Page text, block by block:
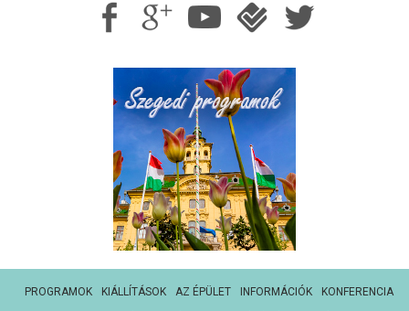
PROGRAMOK KIÁLLÍTÁSOK AZ ÉPÜLET INFORMÁCIÓK KONFERENCIA